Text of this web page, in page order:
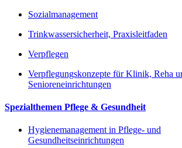
Sozialmanagement
Trinkwassersicherheit, Praxisleitfaden
Verpflegen
Verpflegungskonzepte für Klinik, Reha
Senioreneinrichtungen
Spezialthemen Pflege & Gesundheit
Hygienemanagement in Pflege- und
Gesundheitseinrichtungen